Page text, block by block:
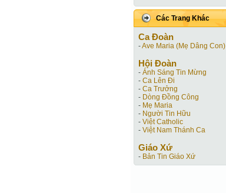
Các Trang Khác
Ca Ðoàn
-Ave Maria (Mẹ Dâng Con)
Hội Ðoàn
- Ánh Sáng Tin Mừng
- Ca Lên Đi
- Ca Trưởng
- Dòng Đồng Công
- Mẹ Maria
- Người Tin Hữu
- Việt Catholic
- Việt Nam Thánh Ca
Giáo Xứ
- Bản Tin Giáo Xứ